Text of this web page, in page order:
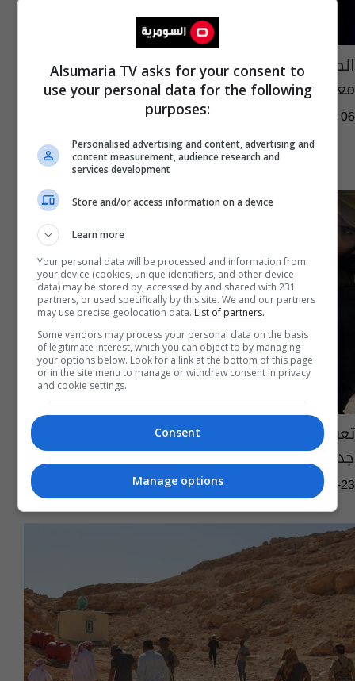
الصدر يوعز بعدم مشاركة "هيئة التراث" في
معرض الكتاب
11:49 | 2022-12-06
تعود إلى 2700 عام.. اكتشاف جداريات آشورية
جديدة في الموصل (صور)
07:26 | 2022-10-23
Alsumaria TV asks for your consent to
use your personal data for the following
purposes:
Personalised advertising and content, advertising and
content measurement, audience research and
services development
Store and/or access information on a device
Learn more
Your personal data will be processed and information from
your device (cookies, unique identifiers, and other device
data) may be stored by, accessed by and shared with 231
partners, or used specifically by this site. We and our partners
may use precise geolocation data. List of partners.
Some vendors may process your personal data on the basis
of legitimate interest, which you can object to by managing
your options below. Look for a link at the bottom of this page
or in the site menu to manage or withdraw consent in privacy
and cookie settings.
Consent
Manage options